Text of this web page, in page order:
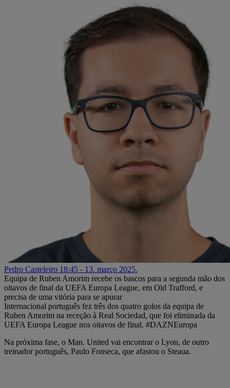
Pedro Casteleiro 18:45 - 13. março 2025.
Equipa de Ruben Amorim recebe os bascos para a segunda mão dos
oitavos de final da UEFA Europa League, em Old Trafford, e
precisa de uma vitória para se apurar
Internacional português fez três dos quatro golos da equipa de
Ruben Amorim na receção à Real Sociedad, que foi eliminada da
UEFA Europa League nos oitavos de final. #DAZNEuropa
Na próxima fase, o Man. United vai encontrar o Lyon, de outro
treinador português, Paulo Fonseca, que afastou o Steaua.